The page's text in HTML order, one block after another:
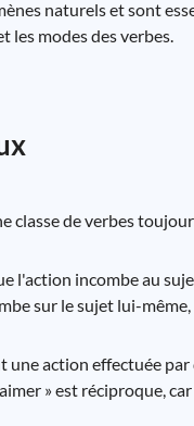
naturels et sont
les modes des verbes.
classe de verbes
l'action incombe au
sur le sujet lui-même,
action effectuée
» est réciproque,